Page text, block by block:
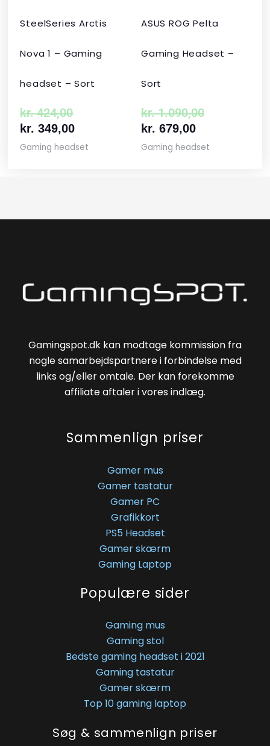
SteelSeries Arctis
Nova 1 – Gaming
headset – Sort
kr.424,00
kr. 349,00
Gaming headset
ASUS ROG Pelta
Gaming Headset –
Sort
kr.1.090,00
kr. 679,00
Gaming headset
Gamingspot.dk kan modtage kommission fra
nogle samarbejdspartnere i forbindelse med
links og/eller omtale. Der kan forekomme
affiliate aftaler i vores indlæg.
Sammenlign priser
Gamer mus
Gamer tastatur
Gamer PC
Grafikkort
PS5 Headset
Gamer skærm
Gaming Laptop
Populære sider
Gaming mus
Gaming stol
Bedste gaming headset i 2021
Gaming tastatur
Gamer skærm
Top 10 gaming laptop
Søg & sammenlign priser